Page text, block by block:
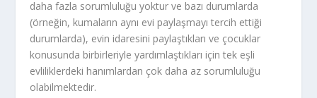
daha fazla sorumluluğu yoktur ve bazı durumlarda
(örneğin, kumaların aynı evi paylaşmayı tercih ettiği
durumlarda), evin idaresini paylaştıkları ve çocuklar
konusunda birbirleriyle yardımlaştıkları için tek eşli
evliliklerdeki hanımlardan çok daha az sorumluluğu
olabilmektedir.